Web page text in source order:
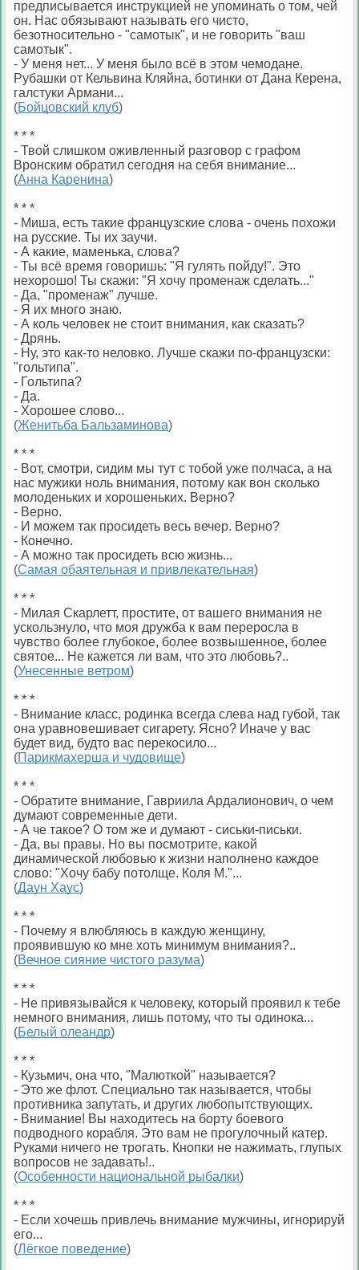
предписывается инструкцией не упоминать о том, чей
он. Нас обязывают называть его чисто,
безотносительно - "самотык", и не говорить "ваш
самотык".
- У меня нет... У меня было всё в этом чемодане.
Рубашки от Кельвина Кляйна, ботинки от Дана Керена,
галстуки Армани...
(Бойцовский клуб)
* * *
- Твой слишком оживленный разговор с графом
Вронским обратил сегодня на себя внимание...
(Анна Каренина)
* * *
- Миша, есть такие французские слова - очень похожи
на русские. Ты их заучи.
- А какие, маменька, слова?
- Ты всё время говоришь: "Я гулять пойду!". Это
нехорошо! Ты скажи: "Я хочу променаж сделать..."
- Да, "променаж" лучше.
- Я их много знаю.
- А коль человек не стоит внимания, как сказать?
- Дрянь.
- Ну, это как-то неловко. Лучше скажи по-французски:
"гольтипа".
- Гольтипа?
- Да.
- Хорошее слово...
(Женитьба Бальзаминова)
* * *
- Вот, смотри, сидим мы тут с тобой уже полчаса, а на
нас мужики ноль внимания, потому как вон сколько
молоденьких и хорошеньких. Верно?
- Верно.
- И можем так просидеть весь вечер. Верно?
- Конечно.
- А можно так просидеть всю жизнь...
(Самая обаятельная и привлекательная)
* * *
- Милая Скарлетт, простите, от вашего внимания не
ускользнуло, что моя дружба к вам переросла в
чувство более глубокое, более возвышенное, более
святое... Не кажется ли вам, что это любовь?..
(Унесенные ветром)
* * *
- Внимание класс, родинка всегда слева над губой, так
она уравновешивает сигарету. Ясно? Иначе у вас
будет вид, будто вас перекосило...
(Парикмахерша и чудовище)
* * *
- Обратите внимание, Гавриила Ардалионович, о чем
думают современные дети.
- А че такое? О том же и думают - сиськи-письки.
- Да, вы правы. Но вы посмотрите, какой
динамической любовью к жизни наполнено каждое
слово: "Хочу бабу потолще. Коля М."...
(Даун Хаус)
* * *
- Почему я влюбляюсь в каждую женщину,
проявившую ко мне хоть минимум внимания?..
(Вечное сияние чистого разума)
* * *
- Не привязывайся к человеку, который проявил к тебе
немного внимания, лишь потому, что ты одинока...
(Белый олеандр)
* * *
- Кузьмич, она что, "Малюткой" называется?
- Это же флот. Специально так называется, чтобы
противника запутать, и других любопытствующих.
- Внимание! Вы находитесь на борту боевого
подводного корабля. Это вам не прогулочный катер.
Руками ничего не трогать. Кнопки не нажимать, глупых
вопросов не задавать!..
(Особенности национальной рыбалки)
* * *
- Если хочешь привлечь внимание мужчины, игнорируй
его...
(Лёгкое поведение)